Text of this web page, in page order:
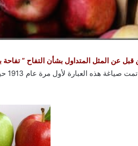
تمت صياغة هذه العبارة لأول مرة عام 1913 حيث أنها مستمدة من مثل نشأ عام 1866 في